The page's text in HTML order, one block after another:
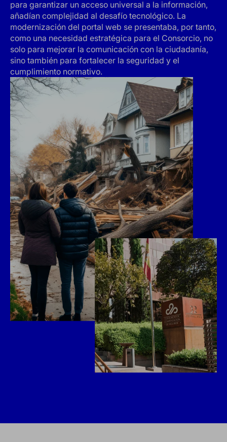
para garantizar un acceso universal a la información,
añadían complejidad al desafío tecnológico. La
modernización del portal web se presentaba, por tanto,
como una necesidad estratégica para el Consorcio, no
solo para mejorar la comunicación con la ciudadanía,
sino también para fortalecer la seguridad y el
cumplimiento normativo.